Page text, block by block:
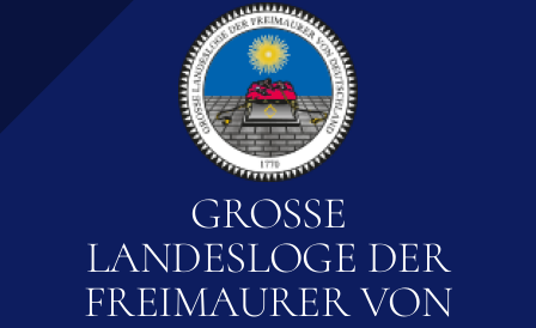
GROSSE L
ANDESLOGE DER F
REIMAURER VON D